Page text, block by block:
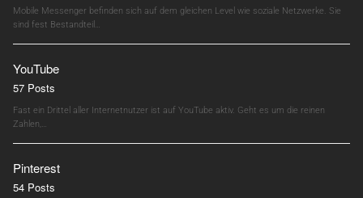
Mobile Messenger befinden sich auf dem gleichen Level wie soziale Netzwerke. Sie
sind fest Bestandteil…
YouTube
57 Posts
Fast ein Drittel aller Internetnutzer ist auf YouTube aktiv. Geht es um die reinen
Zahlen,…
Pinterest
54 Posts